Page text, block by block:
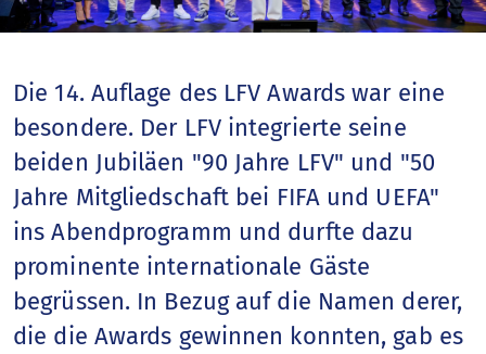
Fussballjahr
Nationalteams
Spitzenfussball
Talentförderung
Sportschule
Breitenfussball
Die 14. Auflage des LFV Awards war eine
besondere. Der LFV integrierte seine
beiden Jubiläen "90 Jahre LFV" und "50
Jahre Mitgliedschaft bei FIFA und UEFA"
ins Abendprogramm und durfte dazu
prominente internationale Gäste
begrüssen. In Bezug auf die Namen derer,
die die Awards gewinnen konnten, gab es